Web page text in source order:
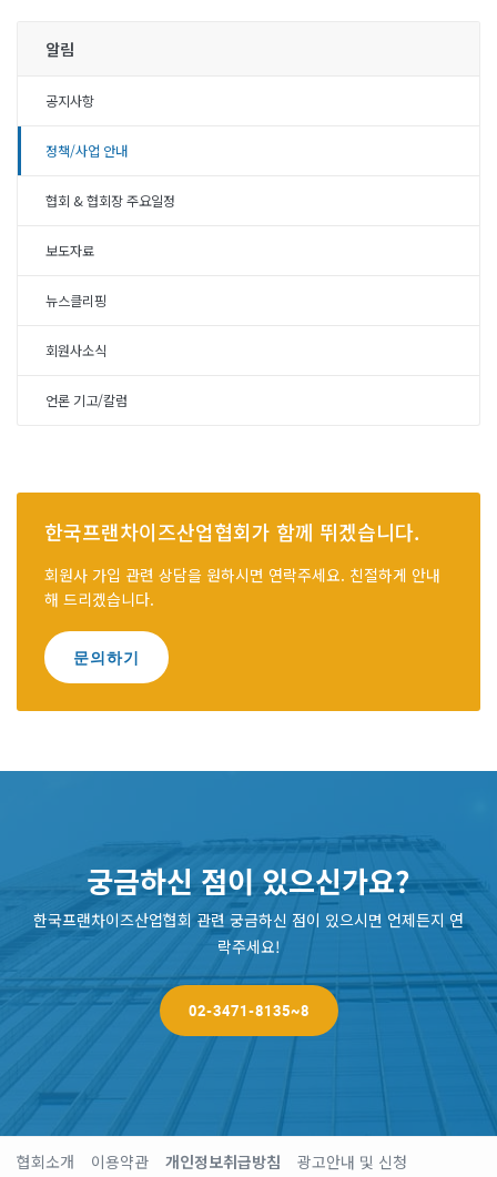
알림
공지사항
정책/사업 안내
협회 & 협회장 주요일정
보도자료
뉴스클리핑
회원사소식
언론 기고/칼럼
한국프랜차이즈산업협회가 함께 뛰겠습니다.
회원사 가입 관련 상담을 원하시면 연락주세요. 친절하게 안내
해 드리겠습니다.
문의하기
궁금하신 점이 있으신가요?
한국프랜차이즈산업협회 관련 궁금하신 점이 있으시면 언제든지 연
락주세요!
02-3471-8135~8
협회소개 이용약관 개인정보취급방침 광고안내 및 신청